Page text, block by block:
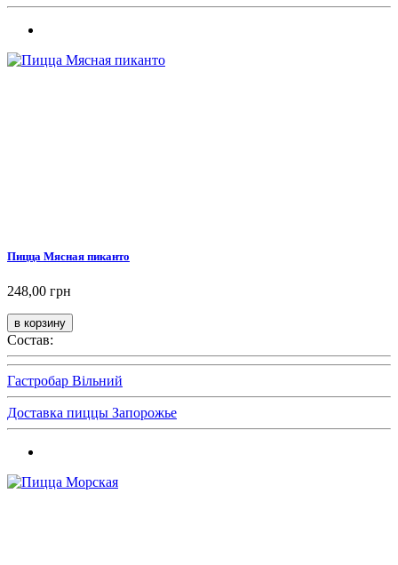
Пицца Мясная пиканто
248,00 грн
Состав:
Гастробар Вільний
Доставка пиццы Запорожье